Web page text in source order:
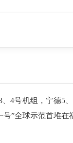
4号机组，宁德5
”全球示范首堆在